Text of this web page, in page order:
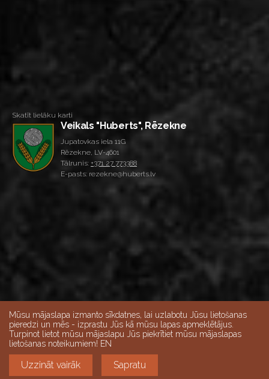
Skatīt lielāku karti
Veikals "Huberts", Rēzekne
Jupatovkas iela 11G
Rēzekne, LV-4601
Tālrunis: +371 27 773388
E-pasts: rezekne@huberts.lv
Skatīt lielāku karti
Veikalu darba laiks:
Darba dienās 10:00-18:00, Sestdienās 9:00-15:00,
Mūsu mājaslapa izmanto sīkdatnes, lai uzlabotu Jūsu lietošanas
pieredzi un mēs - izprastu Jūs kā mūsu lapas apmeklētājus.
Turpinot lietot mūsu mājaslapu Jūs piekrītiet mūsu mājaslapas
lietošanas noteikumiem! EN
Uzzināt vairāk Sapratu